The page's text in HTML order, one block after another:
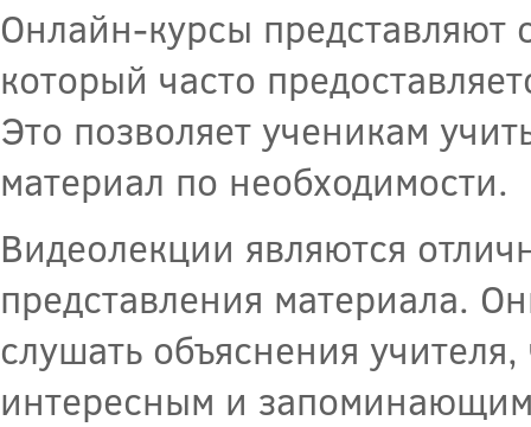
Онлайн-курсы представляют
который часто
Это позволяет ученикам
материал по необходимости.
Видеолекции являются
представления материала.
слушать объяснения
интересным и